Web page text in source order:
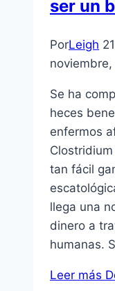
ser un
PorLeigh
noviembre,
Se ha
heces
enfermos
tan fácil
llega una
dinero a
humanas.
Leer más